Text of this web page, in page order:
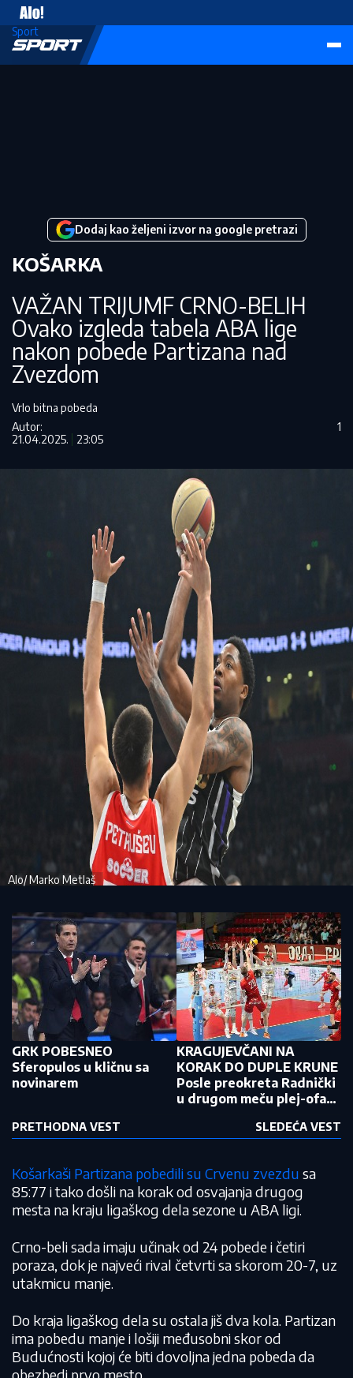
Vesti
Sport
Dodaj kao željeni izvor na google pretrazi
KOŠARKA
VAŽAN TRIJUMF CRNO-BELIH
Ovako izgleda tabela ABA lige
nakon pobede Partizana nad
Zvezdom
Vrlo bitna pobeda
Autor:
21.04.2025.
23:05
1
Alo/ Marko Metlaš
GRK POBESNEO
Sferopulos u kličnu sa
novinarem
PRETHODNA VEST
KRAGUJEVČANI NA
KORAK DO DUPLE KRUNE
Posle preokreta Radnički
u drugom meču plej-ofa
SLEDEĆA VEST
Košarkaši Partizana pobedili su Crvenu zvezdu sa
85:77 i tako došli na korak od osvajanja drugog
mesta na kraju ligaškog dela sezone u ABA ligi.
Crno-beli sada imaju učinak od 24 pobede i četiri
poraza, dok je najveći rival četvrti sa skorom 20-7, uz
utakmicu manje.
Do kraja ligaškog dela su ostala jiš dva kola. Partizan
ima pobedu manje i lošiji međusobni skor od
Budućnosti kojoj će biti dovoljna jedna pobeda da